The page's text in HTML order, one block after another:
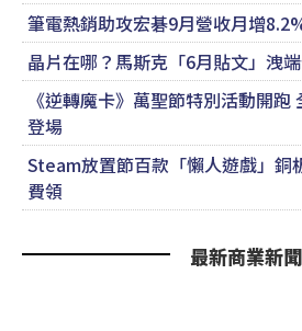
筆電熱銷助攻宏碁9月營收月增
晶片在哪？馬斯克「6月貼文」洩
《逆轉魔卡》萬聖節特別活動開
登場
Steam放置節百款「懶人遊戲」銅
費領
最新商業新聞